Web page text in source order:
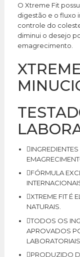
O Xtreme Fit
digestão e o fluxo
controle do
diminui o desejo
emagrecimento.
FÓRMULA
XTREME FIT É
NATURAIS.
TODOS OS
APROVADOS
LABORATORIAIS.
PRODUZIDO